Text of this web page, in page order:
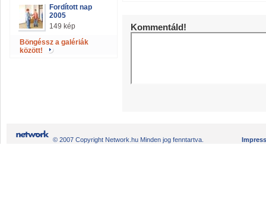
Fordított nap
2005
149 kép
Böngéssz a galériák
között!
Kommentáld!
© 2007 Copyright Network.hu Minden jog fenntartva.